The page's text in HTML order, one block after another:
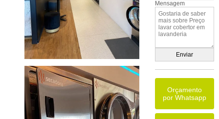
Mensagem
Orçamento
por Whatsapp